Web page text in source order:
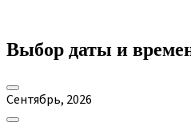
Выбор даты и
Сентябрь, 2026